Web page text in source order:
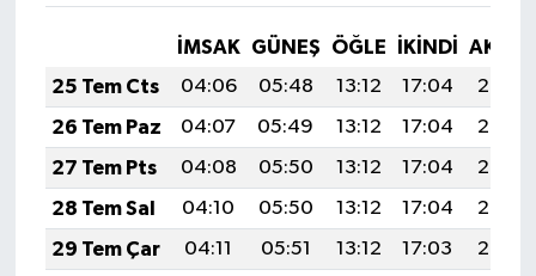
İMSAK GÜNEŞ ÖĞLE İKINDI
25 Tem Cts
04:06 05:48 13:12 17:04
20:25
26 Tem Paz
04:07 05:49 13:12 17:04
20:25
27 Tem Pts
04:08 05:50 13:12 17:04
20:24
28 Tem Sal
04:10 05:50 13:12 17:04
20:23
29 Tem Çar
04:11 05:51 13:12 17:03
20:22